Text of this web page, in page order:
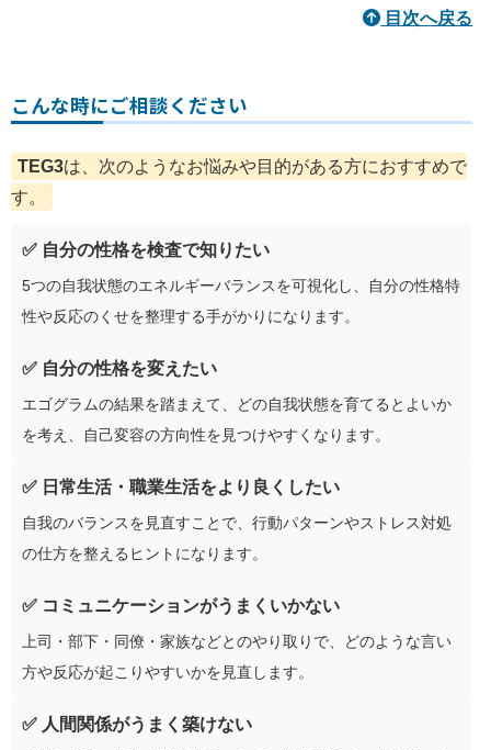
目次へ戻る
こんな時にご相談ください
TEG3は、次のようなお悩みや目的がある方におすすめで
す。
✅ 自分の性格を検査で知りたい
5つの自我状態のエネルギーバランスを可視化し、自分の性格特
性や反応のくせを整理する手がかりになります。
✅ 自分の性格を変えたい
エゴグラムの結果を踏まえて、どの自我状態を育てるとよいか
を考え、自己変容の方向性を見つけやすくなります。
✅ 日常生活・職業生活をより良くしたい
自我のバランスを見直すことで、行動パターンやストレス対処
の仕方を整えるヒントになります。
✅ コミュニケーションがうまくいかない
上司・部下・同僚・家族などとのやり取りで、どのような言い
方や反応が起こりやすいかを見直します。
✅ 人間関係がうまく築けない